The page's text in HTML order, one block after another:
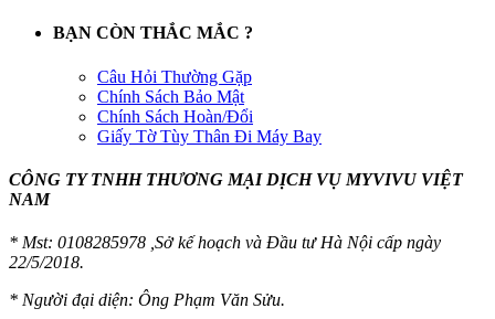
BẠN CÒN THẮC MẮC ?
Câu Hỏi Thường Gặp
Chính Sách Bảo Mật
Chính Sách Hoàn/Đổi
Giấy Tờ Tùy Thân Đi Máy Bay
CÔNG TY TNHH THƯƠNG MẠI DỊCH VỤ MYVIVU VIỆT
NAM
* Mst: 0108285978 ,Sở kế hoạch và Đầu tư Hà Nội cấp ngày
22/5/2018.
* Người đại diện: Ông Phạm Văn Sửu.